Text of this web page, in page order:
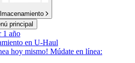
principal
1 año
en U-Haul
hoy mismo! Múdate en línea: